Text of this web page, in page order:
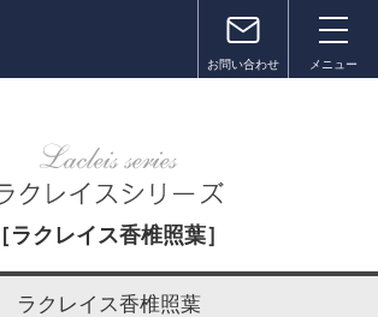
お問い合わせ メニュー
［ラクレイス香椎照葉］
ラクレイス香椎照葉